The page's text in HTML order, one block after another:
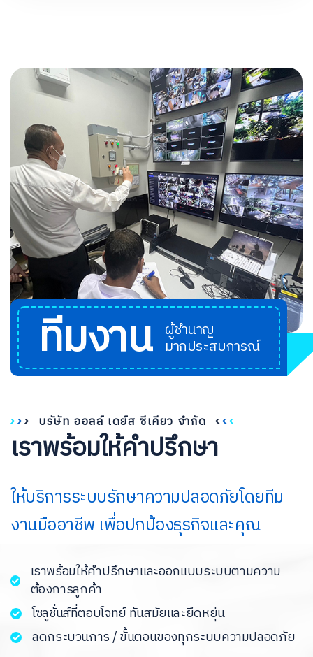
ทีมงาน ผู้ชำนาญ
มากประสบการณ์
บรัษัท ออลล์ เดย์ส ซีเคียว จำกัด
เราพร้อมให้คำปรึกษา
ให้บริการระบบรักษาความปลอดภัยโดยทีม
งานมืออาชีพ เพื่อปกป้องธุรกิจและคุณ
เราพร้อมให้คำปรึกษาและออกแบบระบบตามความ
ต้องการลูกค้า
โซลูชั่นส์ที่ตอบโจทย์ ทันสมัยและยึดหยุ่น
ลดกระบวนการ / ขั้นตอนของทุกระบบความปลอดภัย